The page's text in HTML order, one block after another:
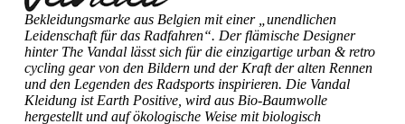
Bekleidungsmarke aus Belgien mit einer „unendlichen
Leidenschaft für das Radfahren“. Der flämische Designer
hinter The Vandal lässt sich für die einzigartige urban & retro
cycling gear von den Bildern und der Kraft der alten Rennen
und den Legenden des Radsports inspirieren. Die Vandal
Kleidung ist Earth Positive, wird aus Bio-Baumwolle
hergestellt und auf ökologische Weise mit biologisch